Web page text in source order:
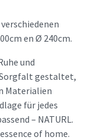
en Ø 240cm.
und
gestaltet,
Materialien
für jedes
– NATURL.
of home.